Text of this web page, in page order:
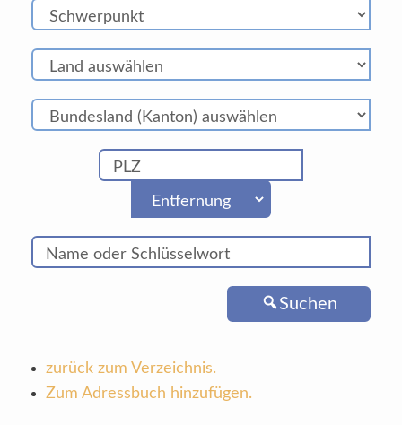
Suchen
zurück zum Verzeichnis.
Zum Adressbuch hinzufügen.